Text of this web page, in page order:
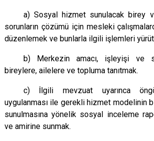
a) Sosyal hizmet sunulacak birey
sorunların çözümü için mesleki
düzenlemek ve bunlarla ilgili işlemleri
b) Merkezin amacı, işleyişi ve
bireylere, ailelere ve topluma tanıtmak.
c) İlgili mevzuat uyarınca
uygulanması ile gerekli hizmet modelinin
sunulmasına yönelik sosyal inceleme
ve amirine sunmak.